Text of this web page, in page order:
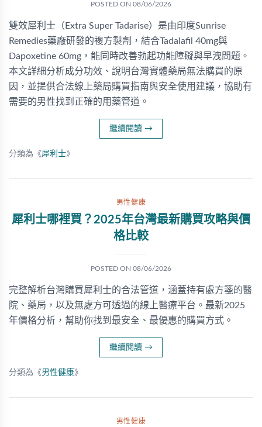
POSTED ON 08/06/2026
雙效犀利士（Extra Super Tadarise）是由印度Sunrise
Remedies藥廠研發的複方製劑，結合Tadalafil 40mg與
Dapoxetine 60mg，能同時改善勃起功能障礙與早洩問題。
本文詳細分析成分功效、說明台灣實體藥局無法購買的原
因，並提供合法線上藥局購買指南與安全使用建議，協助有
需要的男性找到正確的用藥管道。
繼續閱讀 →
分類為《犀利士》
男性健康
犀利士哪裡買？2025年台灣最新購買攻略與價
格比較
POSTED ON 08/06/2026
完整解析台灣購買犀利士的合法管道，涵蓋持有處方箋的醫
院、藥局，以及無處方可透過的線上醫療平台。最新2025
年價格分析，幫助你找到最安全、最優惠的購買方式。
繼續閱讀 →
分類為《男性健康》
男性健康